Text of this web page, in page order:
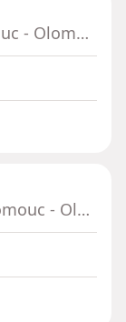
Wolkerova, Olomouc - Olomouc-město, Olomoucký kraj
Dolní náměstí, Olomouc - Olomouc-město, Olomoucký kraj